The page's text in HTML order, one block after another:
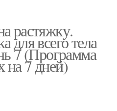
растяжку.
для всего тела
7 (Программа
7 дней)